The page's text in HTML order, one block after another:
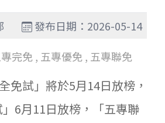
發布日期：2026-05-14
完免, 五專優免, 五專聯免
免試」將於5月14日放榜，
」6月11日放榜，「五專聯